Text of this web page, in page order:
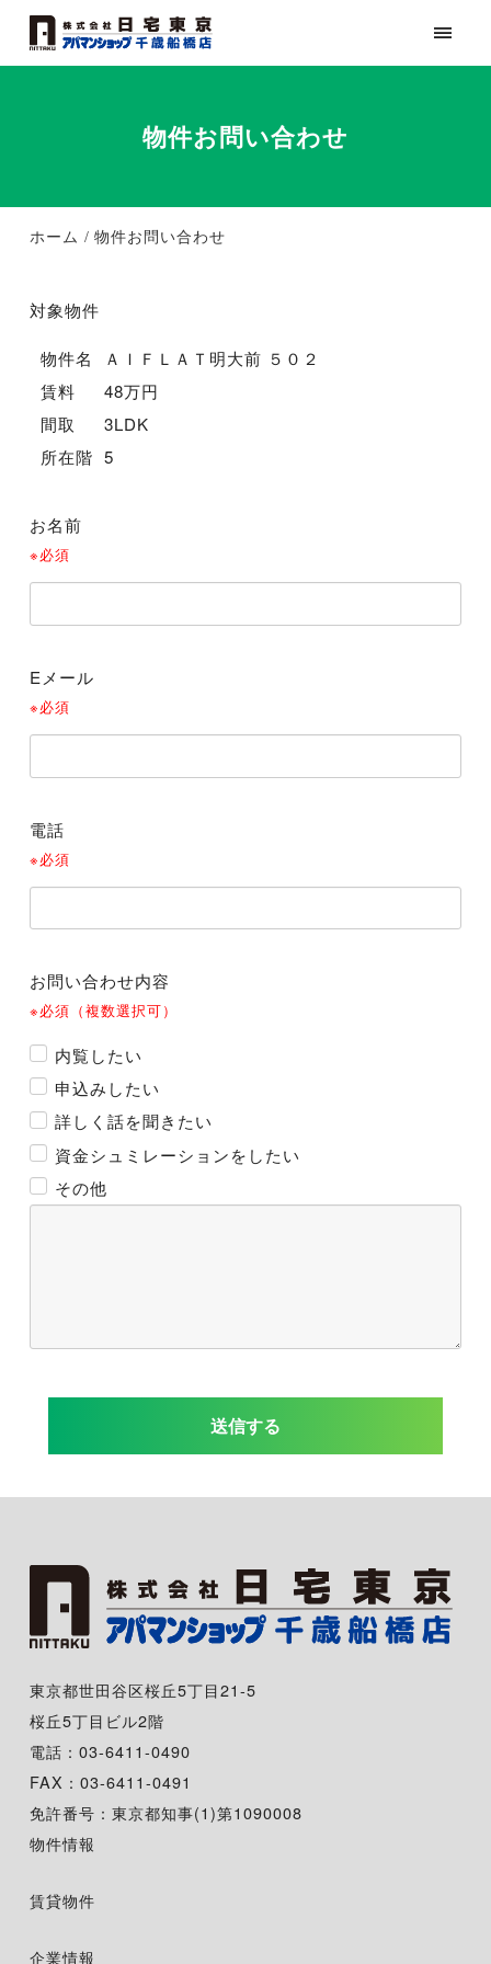
物件お問い合わせ
ホーム 物件お問い合わせ
対象物件
物件名
ＡＩＦＬＡＴ明大前 ５０２
賃料
48万円
間取
3LDK
所在階 5
お名前
※必須
Eメール
※必須
電話
※必須
お問い合わせ内容
※必須（複数選択可）
内覧したい
申込みしたい
詳しく話を聞きたい
資金シュミレーションをしたい
その他
送信する
東京都世田谷区桜丘5丁目21-5
桜丘5丁目ビル2階
電話：03-6411-0490
FAX：03-6411-0491
免許番号：東京都知事(1)第1090008
物件情報
賃貸物件
企業情報